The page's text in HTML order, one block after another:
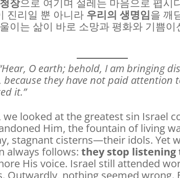
장으로 여기며 설레는 마음으로 폅시
진리일 뿐 아니라 우리의 생명임을 깨
이는 삶이 바로 소망과 평화와 기쁨
“Hear, O earth; behold, I am bringing
they have not paid attention
it.”
looked at the greatest sin Israel
Him, the fountain of living
stagnant cisterns—their idols. Yet
always follows:they stop listening
His voice. Israel still attended
Outwardly, nothing seemed wrong.